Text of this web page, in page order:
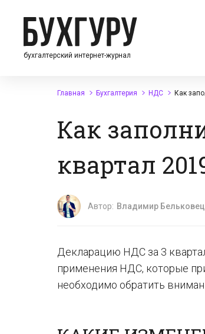
бухгалтерский интернет-журнал
Главная Бухгалтерия НДС Как
Как
квартал
Автор: Владимир
Декларацию НДС за 3
применения НДС, которые
необходимо обратить